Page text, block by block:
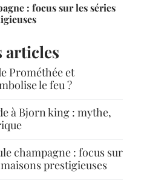
: focus sur les séries
articles
Prométhée et
le feu ?
à Bjorn king : mythe,
champagne : focus sur
prestigieuses